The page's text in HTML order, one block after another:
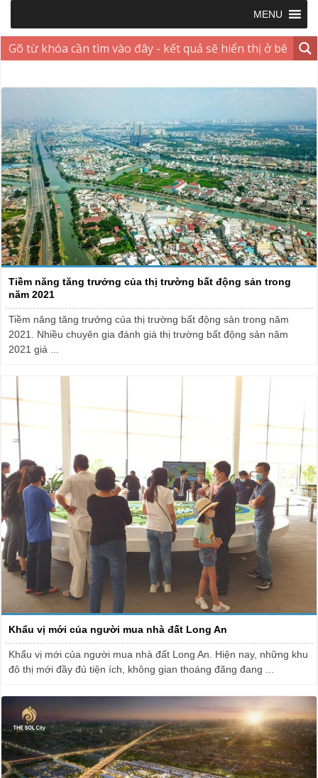
MENU
Tiềm năng tăng trưởng của thị trường bất động sản trong
năm 2021
Tiềm năng tăng trưởng của thị trường bất động sản trong năm
2021. Nhiều chuyên gia đánh giá thị trường bất động sản năm
2021 giá ...
Khẩu vị mới của người mua nhà đất Long An
Khẩu vị mới của người mua nhà đất Long An. Hiện nay, những khu
đô thị mới đầy đủ tiện ích, không gian thoáng đãng đang ...